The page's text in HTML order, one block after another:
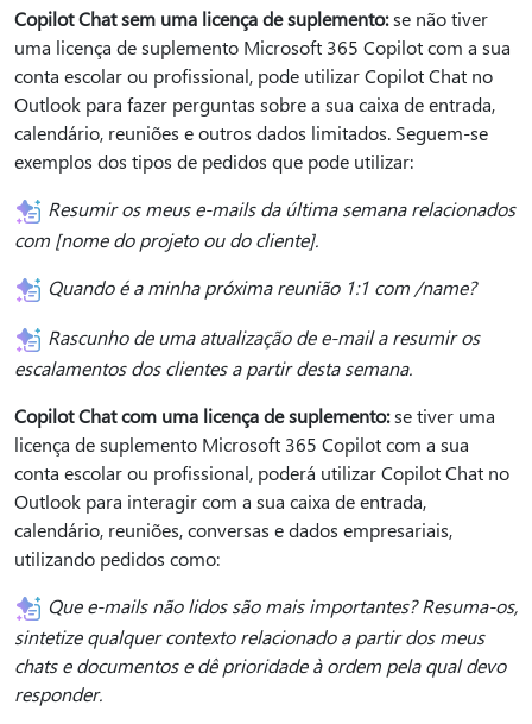
Copilot Chat sem uma licença de suplemento:se não tiver
uma licença de suplemento Microsoft 365 Copilot com a sua
conta escolar ou profissional, pode utilizar Copilot Chat no
Outlook para fazer perguntas sobre a sua caixa de entrada,
calendário, reuniões e outros dados limitados. Seguem-se
exemplos dos tipos de pedidos que pode utilizar:
Resumir os meus e-mails da última semana relacionados
com [nome do projeto ou do cliente].
Quando é a minha próxima reunião 1:1 com /name?
Rascunho de uma atualização de e-mail a resumir os
escalamentos dos clientes a partir desta semana.
Copilot Chat com uma licença de suplemento:se tiver uma
licença de suplemento Microsoft 365 Copilot com a sua
conta escolar ou profissional, poderá utilizar Copilot Chat no
Outlook para interagir com a sua caixa de entrada,
calendário, reuniões, conversas e dados empresariais,
utilizando pedidos como:
Que e-mails não lidos são mais importantes? Resuma-os,
sintetize qualquer contexto relacionado a partir dos meus
chats e documentos e dê prioridade à ordem pela qual devo
responder.